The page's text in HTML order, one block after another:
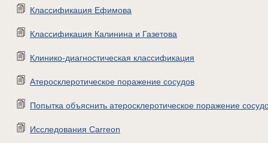
Классификация Ефимова
Классификация Калинина и Газетова
Клинико-диагностическая классификация
Атеросклеротическое поражение сосудов
Попытка объяснить атеросклеротическое поражение
Исследования Carreon